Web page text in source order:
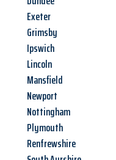
Exeter
Grimsby
Ipswich
Lincoln
Mansfield
Newport
Nottingham
Plymouth
Renfrewshire